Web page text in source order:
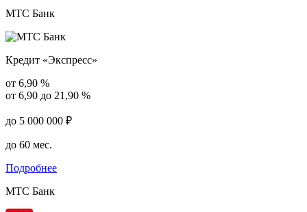
МТС Банк
Кредит «Экспресс»
от 6,90 %
от 6,90 до 21,90 %
до 5 000 000 ₽
до 60 мес.
Подробнее
МТС Банк